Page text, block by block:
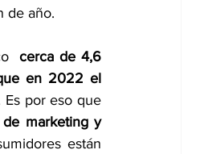
de año.
cerca de 4,6
en 2022 el
Es por eso que
de marketing y
están